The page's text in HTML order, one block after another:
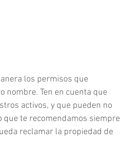
los permisos que
nombre. Ten en cuenta que
activos, y que pueden no
que te recomendamos siempre
reclamar la propiedad de